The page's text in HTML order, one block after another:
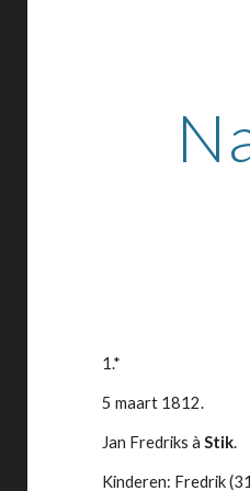
1.*
5 maart 1812.
Jan Fredriks à Stik.
Kinderen: Fredrik